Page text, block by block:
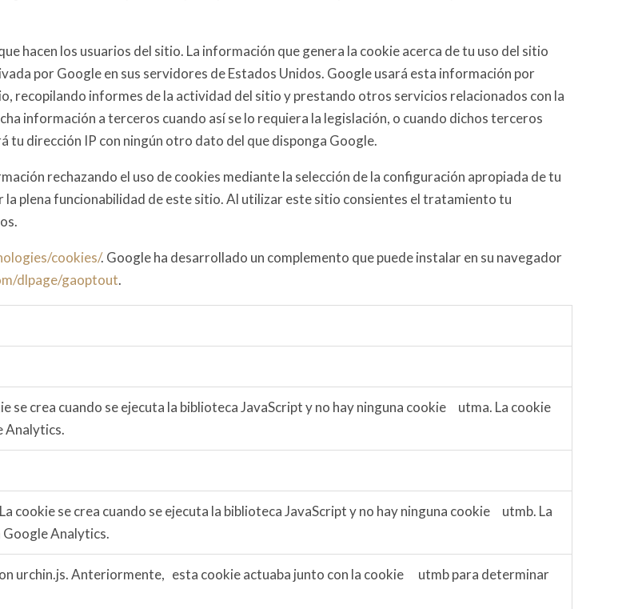
hacen los usuarios del sitio. La información que genera la cookie acerca de tu uso del sitio
por Google en sus servidores de Estados Unidos. Google usará esta información por
recopilando informes de la actividad del sitio y prestando otros servicios relacionados con la
información a terceros cuando así se lo requiera la legislación, o cuando dichos terceros
tu dirección IP con ningún otro dato del que disponga Google.
rechazando el uso de cookies mediante la selección de la configuración apropiada de tu
la plena funcionabilidad de este sitio. Al utilizar este sitio consientes el tratamiento tu
cookies/. Google ha desarrollado un complemento que puede instalar en su navegador
dlpage/gaoptout.
se crea cuando se ejecuta la biblioteca JavaScript y no hay ninguna cookie utma. La cookie
Analytics.
cookie se crea cuando se ejecuta la biblioteca JavaScript y no hay ninguna cookie utmb. La
Google Analytics.
urchin.js. Anteriormente, esta cookie actuaba junto con la cookie utmb para determinar